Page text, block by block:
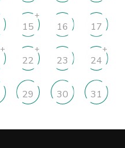
15
+
16 17
+
22
+
23 24
+
29 30 31